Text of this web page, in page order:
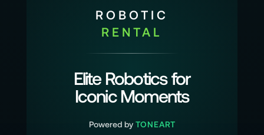
ROBOTIC
RENTAL
Elite Robotics for
Iconic Moments
Powered by TONEART